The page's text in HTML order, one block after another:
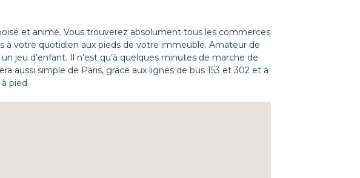
et animé. Vous trouverez absolument tous les commerces
à votre quotidien aux pieds de votre immeuble. Amateur de
jeu d’enfant. Il n’est qu’à quelques minutes de marche de
aussi simple de Paris, grâce aux lignes de bus 153 et 302 et à
pied.